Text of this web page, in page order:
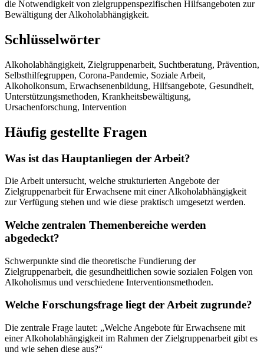
die Notwendigkeit von zielgruppenspezifischen Hilfsangeboten zur
Bewältigung der Alkoholabhängigkeit.
Schlüsselwörter
Alkoholabhängigkeit, Zielgruppenarbeit, Suchtberatung, Prävention,
Selbsthilfegruppen, Corona-Pandemie, Soziale Arbeit,
Alkoholkonsum, Erwachsenenbildung, Hilfsangebote, Gesundheit,
Unterstützungsmethoden, Krankheitsbewältigung,
Ursachenforschung, Intervention
Häufig gestellte Fragen
Was ist das Hauptanliegen der Arbeit?
Die Arbeit untersucht, welche strukturierten Angebote der
Zielgruppenarbeit für Erwachsene mit einer Alkoholabhängigkeit
zur Verfügung stehen und wie diese praktisch umgesetzt werden.
Welche zentralen Themenbereiche werden
abgedeckt?
Schwerpunkte sind die theoretische Fundierung der
Zielgruppenarbeit, die gesundheitlichen sowie sozialen Folgen von
Alkoholismus und verschiedene Interventionsmethoden.
Welche Forschungsfrage liegt der Arbeit zugrunde?
Die zentrale Frage lautet: „Welche Angebote für Erwachsene mit
einer Alkoholabhängigkeit im Rahmen der Zielgruppenarbeit gibt es
und wie sehen diese aus?“